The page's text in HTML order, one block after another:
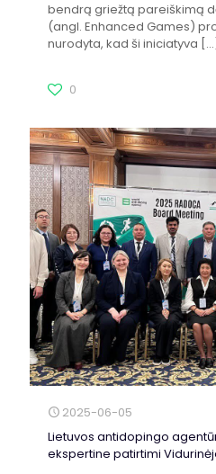
bendrą griežtą pareiškimą
(angl. Enhanced Games)
nurodyta, kad ši iniciatyva […]
0
2025-06-05
Lietuvos antidopingo
ekspertine patirtimi